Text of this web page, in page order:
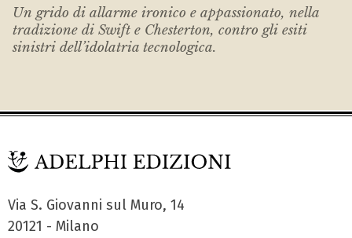
Un grido di allarme ironico e appassionato, nella
tradizione di Swift e Chesterton, contro gli esiti
sinistri dell’idolatria tecnologica.
Via S. Giovanni sul Muro, 14
20121 - Milano